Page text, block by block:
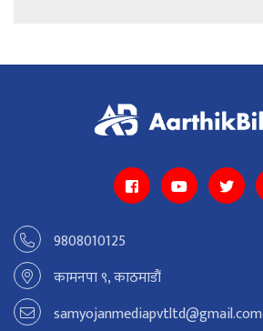
9808010125
कामनपा ९, काठमाडौं
samyojanmediapvtltd@gmail.com